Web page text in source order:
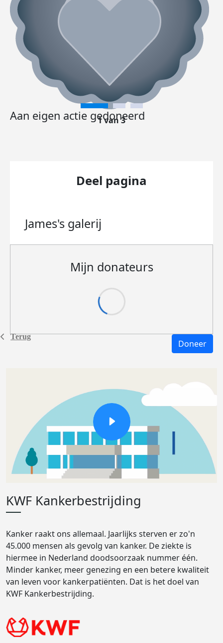
Terug
Aan eigen actie gedoneerd
1 van 3
Deel pagina
James's galerij
Mijn donateurs
Doneer
KWF Kankerbestrijding
Kanker raakt ons allemaal. Jaarlijks sterven er zo'n
45.000 mensen als gevolg van kanker. De ziekte is
hiermee in Nederland doodsoorzaak nummer één.
Minder kanker, meer genezing en een betere kwaliteit
van leven voor kankerpatiënten. Dat is het doel van
KWF Kankerbestrijding.